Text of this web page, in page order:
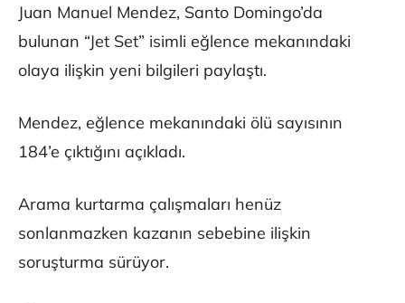
Juan Manuel Mendez, Santo Domingo’da
bulunan “Jet Set” isimli eğlence mekanındaki
olaya ilişkin yeni bilgileri paylaştı.
Mendez, eğlence mekanındaki ölü sayısının
184’e çıktığını açıkladı.
Arama kurtarma çalışmaları henüz
sonlanmazken kazanın sebebine ilişkin
soruşturma sürüyor.